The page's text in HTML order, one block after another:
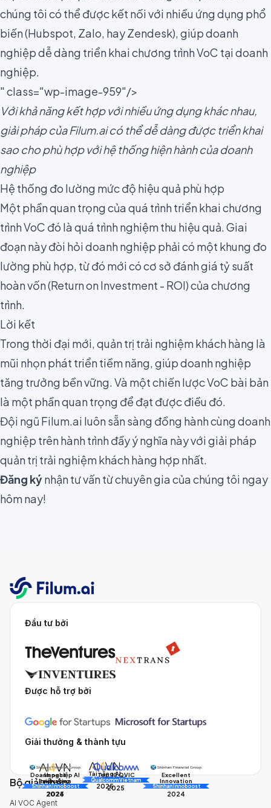
chúng tôi có thể được kết nối với nhiều ứng dụng phổ
biến (Hubspot, Zalo, hay Zendesk), giúp doanh
nghiệp dễ dàng triển khai chương trình VoC tại doanh
nghiệp.
" class="wp-image-959"/>
Với khả năng kết hợp với nhiều ứng dụng khác nhau,
giải pháp của Filum.ai có thể dễ dàng được triển khai
sao cho phù hợp với hệ thống hiện hành của doanh
nghiệp
Hệ thống đo lường mức độ hiệu quả phù hợp
Một phần quan trọng của quá trình triển khai chương
trình VoC đó là quá trình nghiệm thu hiệu quả. Giai
đoạn này đòi hỏi doanh nghiệp phải có một khung đo
lường phù hợp, từ đó mới có cơ sở đánh giá tỷ suất
hoàn vốn (Return on Investment - ROI) của chương
trình.
Lời kết
Trong thời đại mới, quản trị trải nghiệm khách hàng là
mũi nhọn phát triển tiềm năng, giúp doanh nghiệp
tăng trưởng bền vững. Và một chiến lược VoC bài bản
là một phần quan trọng để đạt được điều đó.
Đội ngũ Filum.ai luôn sẵn sàng đồng hành cùng doanh
nghiệp trên hành trình đầy ý nghĩa này với giải pháp
quản trị trải nghiệm khách hàng hợp nhất.
Đăng kýnhận tư vấn từ chuyên gia của chúng tôi ngay
hôm nay!
Đầu tư bởi
Được hỗ trợ bởi
Giải thưởng & thành tựu
Doanh nghiệp AI
triển vọng
AI Awards
2025
Tài năng AI
AI Awards
2025
Excellent
Innovation
Shinhan Innoboost
2024
Impact
Innovation
Shinhan Innoboost
2024
Top 10 QVIC
Qualcomm Vietnam
2025
Bộ giải pháp
AI VOC Agent